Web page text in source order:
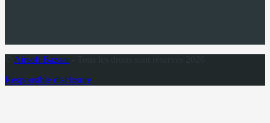
Airsoft Bazaar- Tous les droits sont réservés 2026
Responsible disclosure